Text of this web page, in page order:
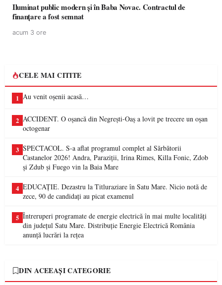
Iluminat public modern și în Baba Novac. Contractul de
finanțare a fost semnat
acum 3 ore
CELE MAI CITITE
1 Au venit oșenii acasă…
2 ACCIDENT. O oșancă din Negrești-Oaș a lovit pe trecere un oșan
octogenar
3 SPECTACOL. S-a aflat programul complet al Sărbătorii
Castanelor 2026! Andra, Paraziții, Irina Rimes, Killa Fonic, Zdob
și Zdub și Fuego vin la Baia Mare
4 EDUCAȚIE. Dezastru la Titluraziare în Satu Mare. Nicio notă de
zece, 90 de candidați au picat examenul
5 Întreruperi programate de energie electrică în mai multe localități
din județul Satu Mare. Distribuție Energie Electrică România
anunță lucrări la rețea
DIN ACEEAȘI CATEGORIE